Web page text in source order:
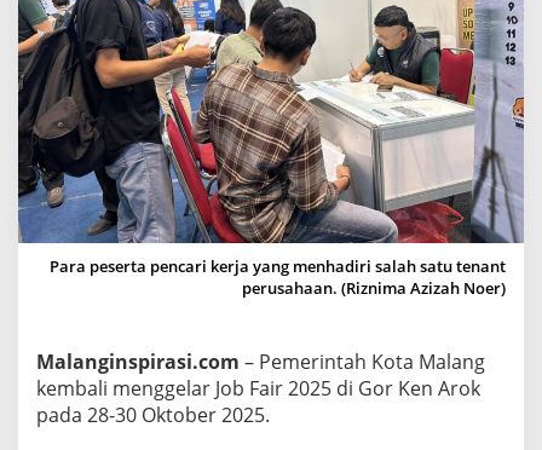
A
r
o
k
H
a
d
i
r
n
2
Para peserta pencari kerja yang menhadiri salah satu tenant
perusahaan. (Riznima Azizah Noer)
Malanginspirasi.com – Pemerintah Kota Malang
kembali menggelar Job Fair 2025 di Gor Ken Arok
pada 28-30 Oktober 2025.